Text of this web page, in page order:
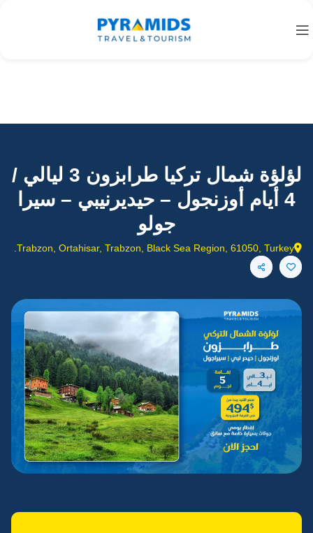
لؤلؤة شمال تركيا طرابزون 3 ليالي /
4 أيام أوزنجول – حيديرنيبي – سيرا
جولو
Trabzon, Ortahisar, Trabzon, Black Sea Region, 61050, Turkey.